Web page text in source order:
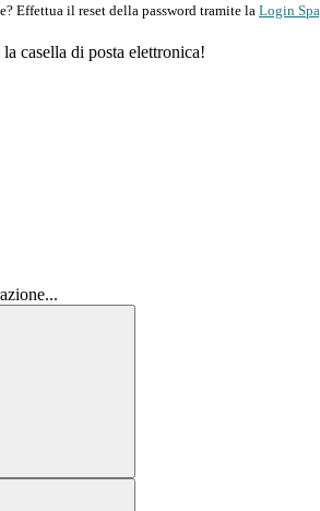
Effettua il reset della password tramite la Login
casella di posta elettronica!